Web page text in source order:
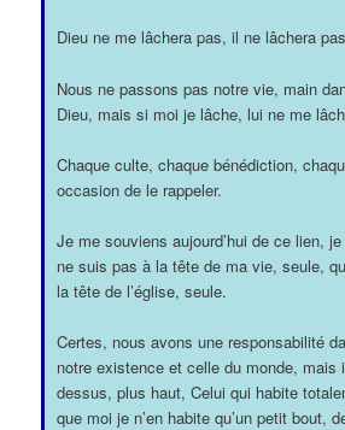
Dieu ne me lâchera pas, il ne lâchera
Nous ne passons pas notre vie, main
Dieu, mais si moi je lâche, lui ne me
Chaque culte, chaque bénédiction,
occasion de le rappeler.
Je me souviens aujourd’hui de ce lien,
ne suis pas à la tête de ma vie, seule,
la tête de l’église, seule.
Certes, nous avons une responsabilité
notre existence et celle du monde, mais
dessus, plus haut, Celui qui habite
que moi je n’en habite qu’un petit bout,